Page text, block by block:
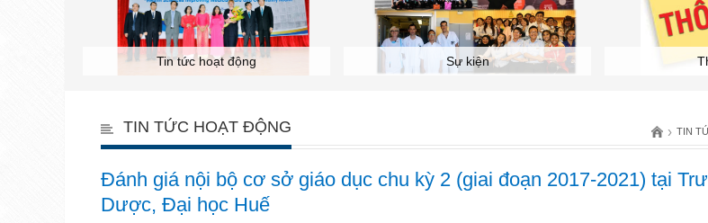
Tin tức hoạt động Sự kiện
TIN TỨC HOẠT ĐỘNG › TIN
Đánh giá nội bộ cơ sở giáo dục chu kỳ 2 (giai đoạn 2017-2021) tại
Dược, Đại học Huế